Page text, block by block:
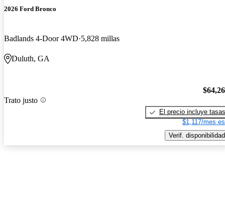
2026 Ford Bronco
Badlands 4-Door 4WD 5,828 millas
Duluth, GA
Trato justo
El precio incluye tasas
$1,117/mes
Verif. disponibilidad